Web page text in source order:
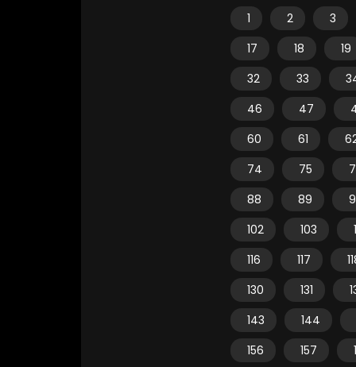
1 2
3
17
18
19
32
33
46
47
60
61
74
75
88
89
102
103
116
117
130
131
143
144
156
157